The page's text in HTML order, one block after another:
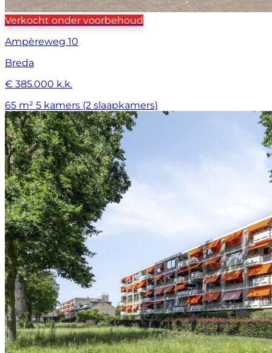
Verkocht onder voorbehoud
Ampèreweg 10
Breda
€ 385.000 k.k.
65 m² 5 kamers (2 slaapkamers)